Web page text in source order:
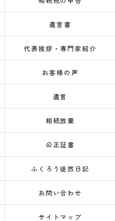
遺言書
代表挨拶・専門家紹介
お客様の声
遺言
相続放棄
公正証書
ふくろう徒然日記
お問い合わせ
サイトマップ